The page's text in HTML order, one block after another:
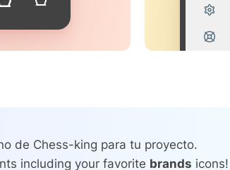
de Chess-king para tu proyecto.
including your favorite brands icons!